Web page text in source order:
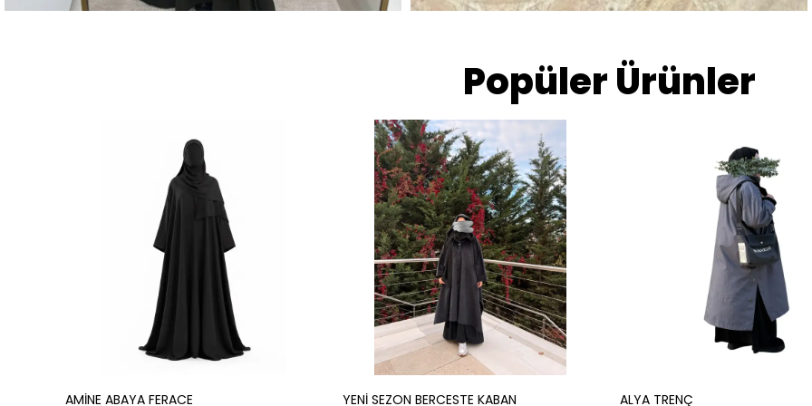
Popüler Ürünler
AMİNE ABAYA FERACE YENİ SEZON BERCESTE KABAN ALYA TRENÇ